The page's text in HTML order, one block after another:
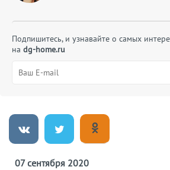
Подпишитесь, и узнавайте о самых
на dg-home.ru
07 сентября 2020